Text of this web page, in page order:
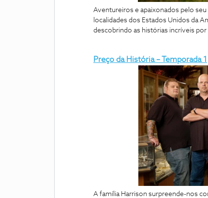
Aventureiros e apaixonados pelo
localidades dos Estados Unidos da
descobrindo as histórias incríveis por
Preço da História – Temporada 1
A família Harrison surpreende-nos